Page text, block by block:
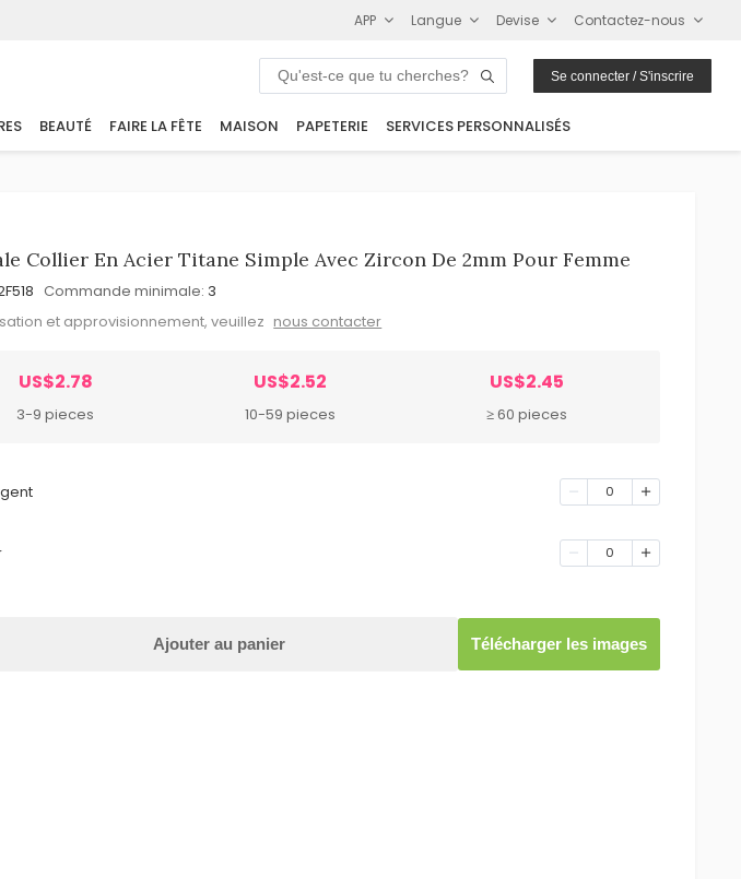
APP Langue Devise Contactez-nous
Se connecter / S'inscrire
BEAUTÉ FAIRE LA FÊTE MAISON PAPETERIE SERVICES PERSONNALISÉS
Collier En Acier Titane Simple Avec Zircon De 2mm Pour Femme
Commande minimale: 3
et approvisionnement, veuillez nous contacter
US$2.78
3-9 pieces
US$2.52
10-59 pieces
US$2.45
≥ 60 pieces
0
0
Ajouter au panier Télécharger les images